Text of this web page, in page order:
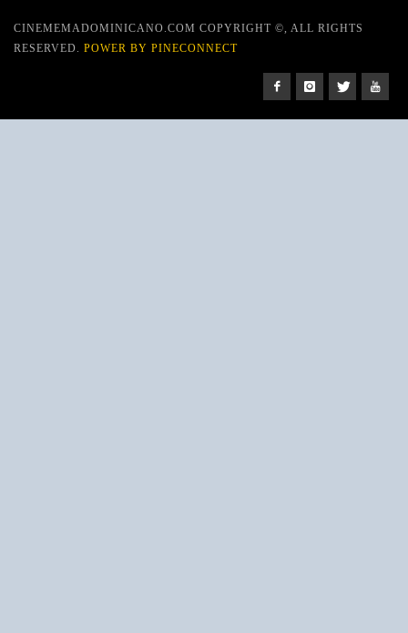
CINEMEMADOMINICANO.COM COPYRIGHT ©, ALL RIGHTS
RESERVED. POWER BY PINECONNECT